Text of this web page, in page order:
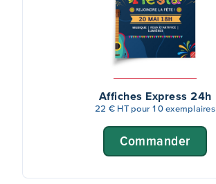
Affiches Express 24h
22 € HT pour 10 exemplaires
Commander